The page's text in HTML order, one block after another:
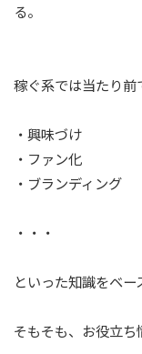
る。
稼ぐ系では当たり前
・興味づけ
・ファン化
・ブランディング
・・・
といった知識をベー
そもそも、お役立ち